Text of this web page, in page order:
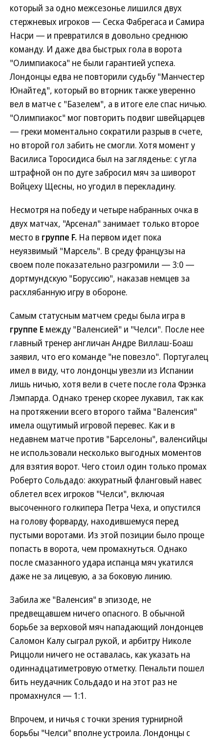
который за одно межсезонье лишился двух
стержневых игроков — Сеска Фабрегаса и Самира
Насри — и превратился в довольно среднюю
команду. И даже два быстрых гола в ворота
"Олимпиакоса" не были гарантией успеха.
Лондонцы едва не повторили судьбу "Манчестер
Юнайтед", который во вторник также уверенно
вел в матче с "Базелем", а в итоге еле спас ничью.
"Олимпиакос" мог повторить подвиг швейцарцев
— греки моментально сократили разрыв в счете,
но второй гол забить не смогли. Хотя момент у
Василиса Торосидиса был на загляденье: с угла
штрафной он по дуге забросил мяч за шиворот
Войцеху Щесны, но угодил в перекладину.
Несмотря на победу и четыре набранных очка в
двух матчах, "Арсенал" занимает только второе
место в группе F. На первом идет пока
неуязвимый "Марсель". В среду французы на
своем поле показательно разгромили — 3:0 —
дортмундскую "Боруссию", наказав немцев за
расхлябанную игру в обороне.
Самым статусным матчем среды была игра в
группе E между "Валенсией" и "Челси". После нее
главный тренер англичан Андре Виллаш-Боаш
заявил, что его команде "не повезло". Португалец
имел в виду, что лондонцы увезли из Испании
лишь ничью, хотя вели в счете после гола Фрэнка
Лэмпарда. Однако тренер скорее лукавил, так как
на протяжении всего второго тайма "Валенсия"
имела ощутимый игровой перевес. Как и в
недавнем матче против "Барселоны", валенсийцы
не использовали несколько выгодных моментов
для взятия ворот. Чего стоил один только промах
Роберто Сольдадо: аккуратный фланговый навес
облетел всех игроков "Челси", включая
высоченного голкипера Петра Чеха, и опустился
на голову форварду, находившемуся перед
пустыми воротами. Из этой позиции было проще
попасть в ворота, чем промахнуться. Однако
после смазанного удара испанца мяч укатился
даже не за лицевую, а за боковую линию.
Забила же "Валенсия" в эпизоде, не
предвещавшем ничего опасного. В обычной
борьбе за верховой мяч нападающий лондонцев
Саломон Калу сыграл рукой, и арбитру Николе
Риццоли ничего не оставалась, как указать на
одиннадцатиметровую отметку. Пенальти пошел
бить неудачник Сольдадо и на этот раз не
промахнулся — 1:1.
Впрочем, и ничья с точки зрения турнирной
борьбы "Челси" вполне устроила. Лондонцы с